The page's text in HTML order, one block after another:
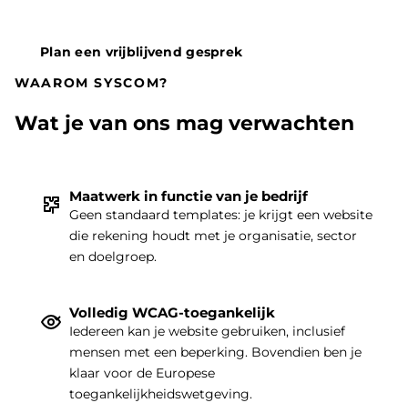
|
Plan een vrijblijvend gesprek
WAAROM SYSCOM?
Wat je van ons mag verwachten
Maatwerk in functie van je bedrijf
Geen standaard templates: je krijgt een website
die rekening houdt met je organisatie, sector
en doelgroep.
Volledig WCAG-toegankelijk
Iedereen kan je website gebruiken, inclusief
mensen met een beperking. Bovendien ben je
klaar voor de Europese
toegankelijkheidswetgeving.